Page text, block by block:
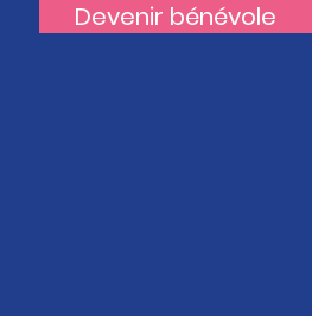
Devenir bénévole